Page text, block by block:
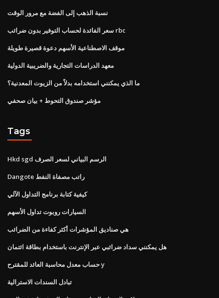
نسبة الذهب إلى الفضة مع مرور الوقت
سعر الفائدة لحساب التوفير بدون ضرائب rbc
موقف الاصطناعية الأسهم دعوة قصيرة طويلة
معهد الدراسات التجارية والضريبية الدولية
ما الذي يمكنني استخدامه بدلاً من الزيوت المعدنية؟
مؤشر صندوق التحوط + بيان صحفي
Tags
Hkd sgd الرسم البياني لسعر الصرف
Dangote راتب مصفاة النفط
كيفية كتابة برنامج التداول الآلي
السيارات روبوت تداول الأسهم
هي صناديق المؤشرات أكثر كفاءة من الضرائب
هل يمكنني سداد ضرائبي عبر الإنترنت باستخدام بطاقة ائتمان
حساب معدل محاسبة العائد للمقترح y
تبادل السندات الاسترالية